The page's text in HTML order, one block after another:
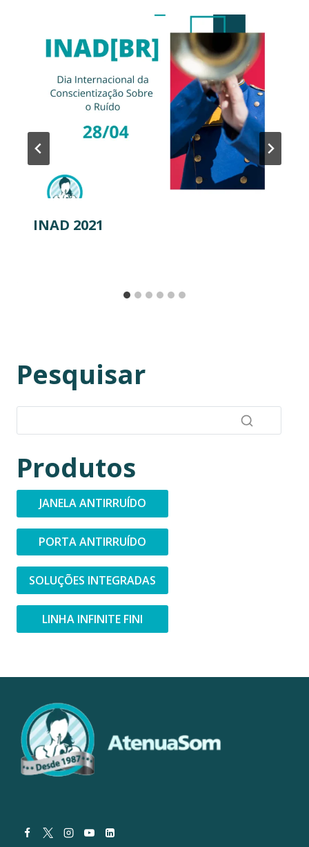
INAD 2021
Pesquisar
Produtos
JANELA ANTIRRUÍDO
PORTA ANTIRRUÍDO
SOLUÇÕES INTEGRADAS
LINHA INFINITE FINI